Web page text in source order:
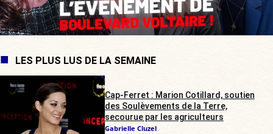
LES PLUS LUS DE LA SEMAINE
Cap-Ferret : Marion Cotillard, soutien
des Soulèvements de la Terre,
secourue par les agriculteurs
Gabrielle Cluzel